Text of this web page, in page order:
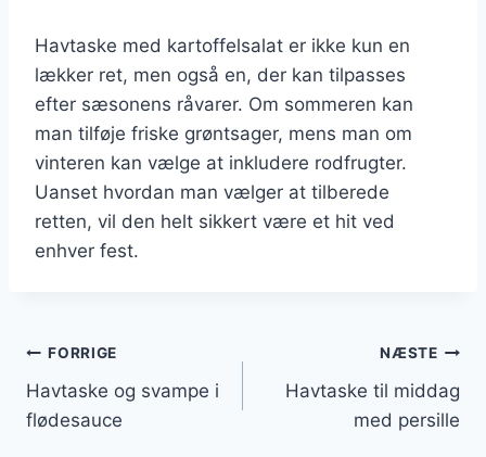
Havtaske med kartoffelsalat er ikke kun en
lækker ret, men også en, der kan tilpasses
efter sæsonens råvarer. Om sommeren kan
man tilføje friske grøntsager, mens man om
vinteren kan vælge at inkludere rodfrugter.
Uanset hvordan man vælger at tilberede
retten, vil den helt sikkert være et hit ved
enhver fest.
Indlægsnavigation
FORRIGE
Havtaske og svampe i
flødesauce
NÆSTE
Havtaske til middag
med persille